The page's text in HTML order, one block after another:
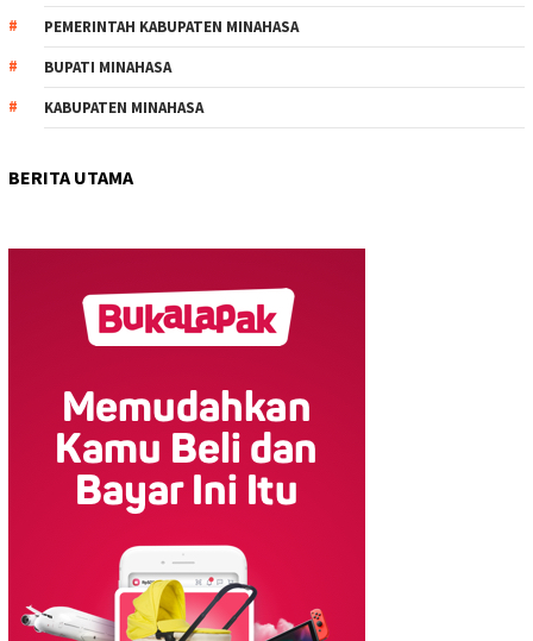
PEMERINTAH KABUPATEN MINAHASA
BUPATI MINAHASA
KABUPATEN MINAHASA
BERITA UTAMA